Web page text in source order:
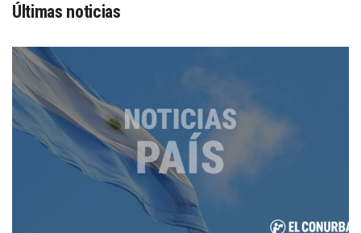
Últimas noticias